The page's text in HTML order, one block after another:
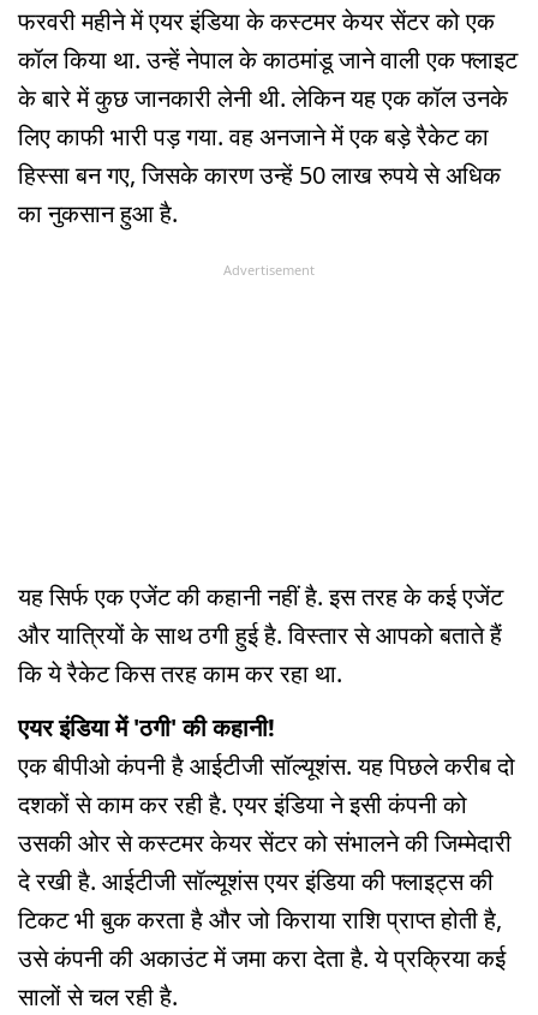
फरवरी महीने में एयर इंडिया के कस्टमर केयर सेंटर को एक
कॉल किया था. उन्हें नेपाल के काठमांडू जाने वाली एक फ्लाइट
के बारे में कुछ जानकारी लेनी थी. लेकिन यह एक कॉल उनके
लिए काफी भारी पड़ गया. वह अनजाने में एक बड़े रैकेट का
हिस्सा बन गए, जिसके कारण उन्हें 50 लाख रुपये से अधिक
का नुकसान हुआ है.
Advertisement
यह सिर्फ एक एजेंट की कहानी नहीं है. इस तरह के कई एजेंट
और यात्रियों के साथ ठगी हुई है. विस्तार से आपको बताते हैं
कि ये रैकेट किस तरह काम कर रहा था.
एयर इंडिया में 'ठगी' की कहानी!
एक बीपीओ कंपनी है आईटीजी सॉल्यूशंस. यह पिछले करीब दो
दशकों से काम कर रही है. एयर इंडिया ने इसी कंपनी को
उसकी ओर से कस्टमर केयर सेंटर को संभालने की जिम्मेदारी
दे रखी है. आईटीजी सॉल्यूशंस एयर इंडिया की फ्लाइट्स की
टिकट भी बुक करता है और जो किराया राशि प्राप्त होती है,
उसे कंपनी की अकाउंट में जमा करा देता है. ये प्रक्रिया कई
सालों से चल रही है.